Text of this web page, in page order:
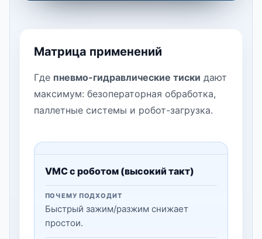
Матрица применений
Где пневмо-гидравлические тиски дают
максимум: безоператорная обработка,
паллетные системы и робот-загрузка.
VMC с роботом (высокий такт)
ПОЧЕМУ ПОДХОДИТ
Быстрый зажим/разжим снижает
простои.